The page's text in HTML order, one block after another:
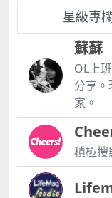
星級專
蘇蘇
OL上
分享
家。
積極搜